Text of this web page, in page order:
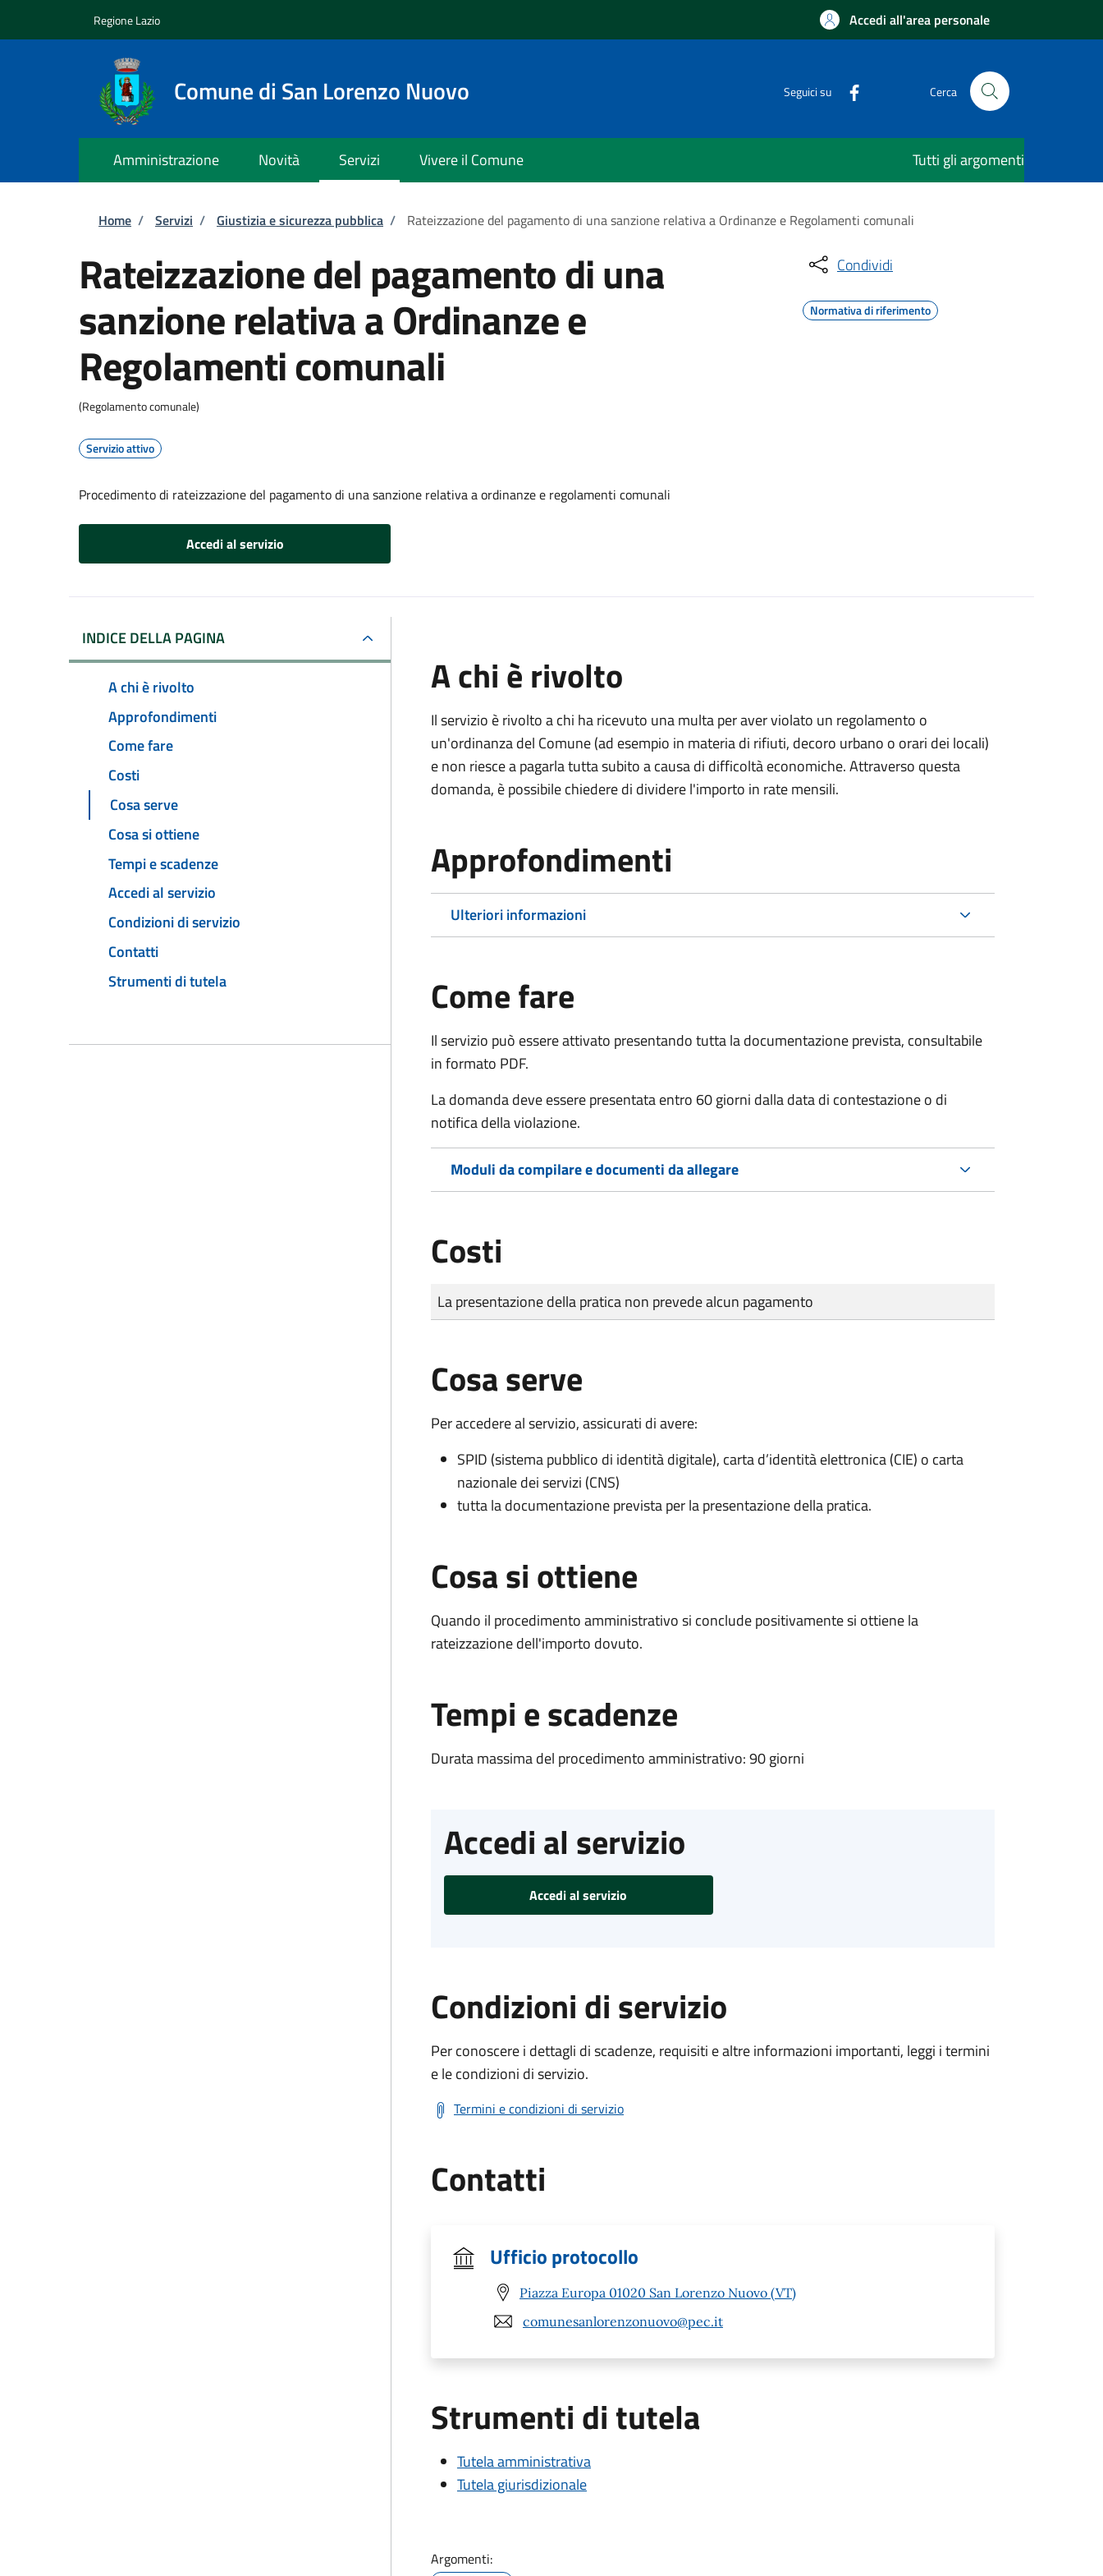
Regione Lazio Accedi all'area personale
Comune di San Lorenzo Nuovo Seguici su Cerca
Amministrazione Novità Servizi Vivere il Comune Tutti gli argomenti
Briciole di pane
Home / Servizi / Giustizia e sicurezza pubblica / Rateizzazione del pagamento di una sanzione relativa a Ordinanze e Regolamenti comunali
Rateizzazione del pagamento di una
sanzione relativa a Ordinanze e
Regolamenti comunali
(Regolamento comunale)
Servizio attivo
Procedimento di rateizzazione del pagamento di una sanzione relativa a ordinanze e regolamenti comunali
Accedi al servizio
Condividi
Normativa di riferimento
INDICE DELLA PAGINA
A chi è rivolto
Approfondimenti
Come fare
Costi
Cosa serve
Cosa si ottiene
Tempi e scadenze
Accedi al servizio
Condizioni di servizio
Contatti
Strumenti di tutela
A chi è rivolto
Il servizio è rivolto a chi ha ricevuto una multa per aver violato un regolamento o
un'ordinanza del Comune (ad esempio in materia di rifiuti, decoro urbano o orari dei locali)
e non riesce a pagarla tutta subito a causa di difficoltà economiche. Attraverso questa
domanda, è possibile chiedere di dividere l'importo in rate mensili.
Approfondimenti
Ulteriori informazioni
Come fare
Il servizio può essere attivato presentando tutta la documentazione prevista, consultabile
in formato PDF.
La domanda deve essere presentata entro 60 giorni dalla data di contestazione o di
notifica della violazione.
Moduli da compilare e documenti da allegare
Costi
Tipo di pagamento
Importo
La presentazione della pratica non prevede alcun pagamento
Cosa serve
Per accedere al servizio, assicurati di avere:
SPID (sistema pubblico di identità digitale), carta d’identità elettronica (CIE) o carta
nazionale dei servizi (CNS)
tutta la documentazione prevista per la presentazione della pratica.
Cosa si ottiene
Quando il procedimento amministrativo si conclude positivamente si ottiene la
rateizzazione dell'importo dovuto.
Tempi e scadenze
Durata massima del procedimento amministrativo: 90 giorni
Accedi al servizio
Accedi al servizio
Condizioni di servizio
Per conoscere i dettagli di scadenze, requisiti e altre informazioni importanti, leggi i termini
e le condizioni di servizio.
Termini e condizioni di servizio
Contatti
Ufficio protocollo
Piazza Europa 01020 San Lorenzo Nuovo (VT)
comunesanlorenzonuovo@pec.it
Strumenti di tutela
Tutela amministrativa
Tutela giurisdizionale
Argomenti: